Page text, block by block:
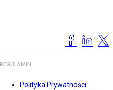
REGULAMIN
Polityka Prywatności